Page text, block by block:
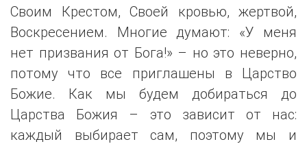
Своим Крестом, Своей кровью, жертвой,
Воскресением. Многие думают: «У меня
нет призвания от Бога!» – но это неверно,
потому что все приглашены в Царство
Божие. Как мы будем добираться до
Царства Божия – это зависит от нас:
каждый выбирает сам, поэтому мы и